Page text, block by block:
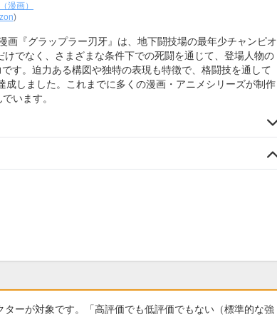
漫画）
)
『グラップラー刃牙』は、地下闘技場の最年少チャンピオ
でなく、さまざまな条件下での死闘を通じて、登場人物の
す。迫力ある構図や独特の表現も特徴で、格闘技を通して
しました。これまでに多くの漫画・アニメシリーズが制作
います。
ーが対象です。「高評価でも低評価でもない（標準的な強